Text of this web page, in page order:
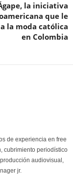
la iniciativa
que le
la moda católica
en Colombia
de experiencia en free
cubrimiento periodístico
audiovisual,
jr.